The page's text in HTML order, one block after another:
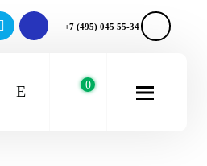
+7 (495) 045 55-34
0